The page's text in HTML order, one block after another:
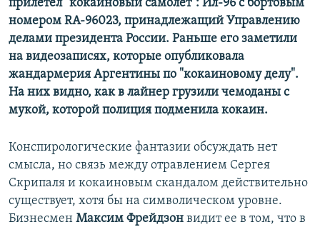
прилетел "кокаиновый самолет": Ил-96 с бортовым
номером RA-96023, принадлежащий Управлению
делами президента России. Раньше его заметили
на видеозаписях, которые опубликовала
жандармерия Аргентины по "кокаиновому делу".
На них видно, как в лайнер грузили чемоданы с
мукой, которой полиция подменила кокаин.
Конспирологические фантазии обсуждать нет
смысла, но связь между отравлением Сергея
Скрипаля и кокаиновым скандалом действительно
существует, хотя бы на символическом уровне.
Бизнесмен Максим Фрейдзон видит ее в том, что в